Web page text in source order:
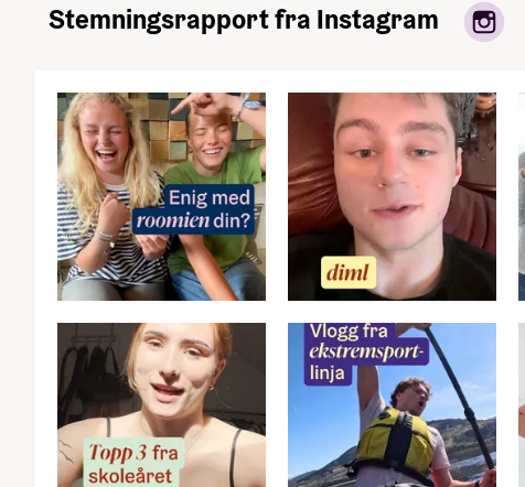
Stemningsrapport fra Instagram